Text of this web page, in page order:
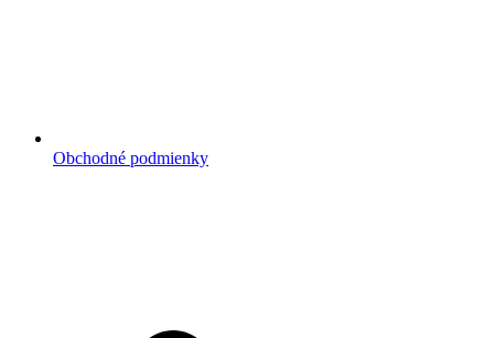
Obchodné podmienky